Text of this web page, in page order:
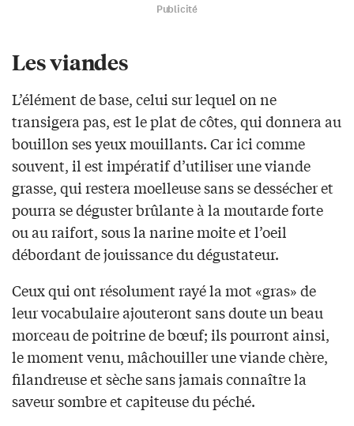
Publicité
Les viandes
L’élément de base, celui sur lequel on ne
transigera pas, est le plat de côtes, qui donnera au
bouillon ses yeux mouillants. Car ici comme
souvent, il est impératif d’utiliser une viande
grasse, qui restera moelleuse sans se dessécher et
pourra se déguster brûlante à la moutarde forte
ou au raifort, sous la narine moite et l’oeil
débordant de jouissance du dégustateur.
Ceux qui ont résolument rayé la mot «gras» de
leur vocabulaire ajouteront sans doute un beau
morceau de poitrine de bœuf; ils pourront ainsi,
le moment venu, mâchouiller une viande chère,
filandreuse et sèche sans jamais connaître la
saveur sombre et capiteuse du péché.